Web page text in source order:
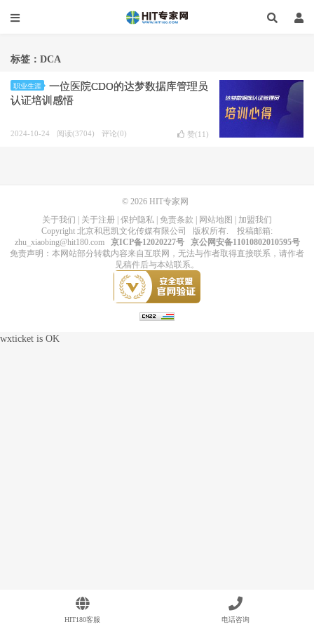
标签：DCA
职业生涯
一位医院CDO的达梦数据库管理员
认证培训感悟
2024-10-24 阅读(3704) 评论(0) 赞(11 )
© 2026 HIT专家网
关于我们
关于注册 保护隐私 免责条款 网站地图
加盟我们
Copyright 北京和思凯文化传媒有限公司 版权所有. 投稿邮箱:
zhu_xiaobing@hit180.com
京ICP备12020227号
京公网安备11010802010595号
免责声明：本网站部分转载内容来自互联网，无法与作者取得直接联系，请作者
见稿件后与本站联系。
HIT180客服 电话咨询
wxticket is OK